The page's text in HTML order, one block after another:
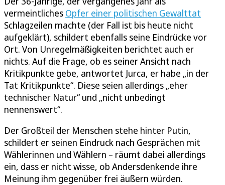
vermeintliches Opfer einer politischen Gewalttat
Schlagzeilen machte (der Fall ist bis heute nicht
aufgeklärt), schildert ebenfalls seine Eindrücke vor
Ort. Von Unregelmäßigkeiten berichtet auch er
nichts. Auf die Frage, ob es seiner Ansicht nach
Kritikpunkte gebe, antwortet Jurca, er habe „in der
Tat Kritikpunkte“. Diese seien allerdings „eher
technischer Natur“ und „nicht unbedingt
nennenswert“.
Der Großteil der Menschen stehe hinter Putin,
schildert er seinen Eindruck nach Gesprächen mit
Wählerinnen und Wählern – räumt dabei allerdings
ein, dass er nicht wisse, ob Andersdenkende ihre
Meinung ihm gegenüber frei äußern würden.